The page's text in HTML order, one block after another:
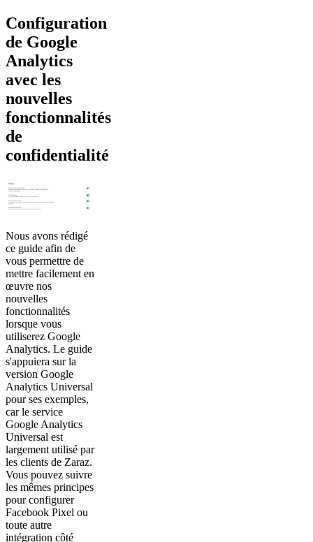
Configuration
de Google
Analytics
avec les
nouvelles
fonctionnalités
de
confidentialité
Nous avons rédigé
ce guide afin de
vous permettre de
mettre facilement en
œuvre nos
nouvelles
fonctionnalités
lorsque vous
utiliserez Google
Analytics. Le guide
s'appuiera sur la
version Google
Analytics Universal
pour ses exemples,
car le service
Google Analytics
Universal est
largement utilisé par
les clients de Zaraz.
Vous pouvez suivre
les mêmes principes
pour configurer
Facebook Pixel ou
toute autre
intégration côté